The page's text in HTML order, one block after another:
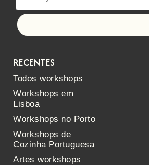
RECENTES
Todos workshops
Workshops em
Lisboa
Workshops no Porto
Workshops de
Cozinha Portuguesa
Artes workshops